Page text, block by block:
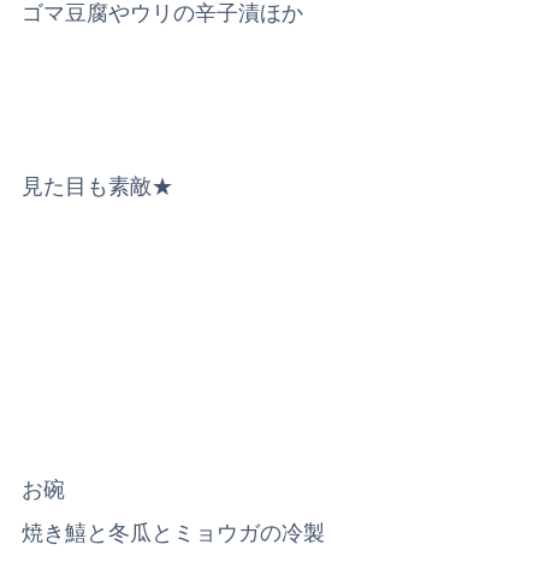
ゴマ豆腐やウリの辛子漬ほか
見た目も素敵★
お碗
焼き鱚と冬瓜とミョウガの冷製